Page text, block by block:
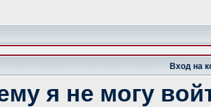
Вход на
я не могу